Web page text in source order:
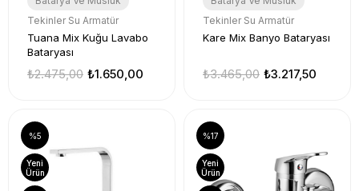
Tekinler Su Armatür
Tuana Mix Kuğu Lavabo
Bataryası
₺1.650,00
₺2.475,00
Tekinler Su Armatür
Kare Mix Banyo Bataryası
₺3.217,50
₺3.465,00
%5
Yeni
Ürün
%17
Yeni
Ürün